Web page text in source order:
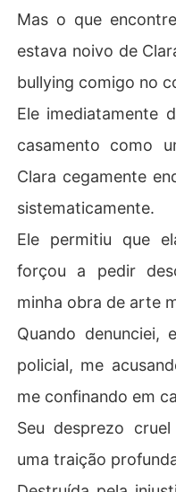
Devolvi cada centavo
Enquanto eu voava
esmoronou.
ir meu casamento na
Ele invadiu a
Com calma, revelei as
ha e abandonada,
idas.
Minha felicidade
de sua negligência o
Mas o que
estava noivo de
bullying comigo no
Ele imediatamente
casamento como
Clara cegamente
sistematicamente.
Ele permitiu que
forçou a pedir
minha obra de arte
Quando denunciei,
policial, me
me confinando em
Seu desprezo
uma traição